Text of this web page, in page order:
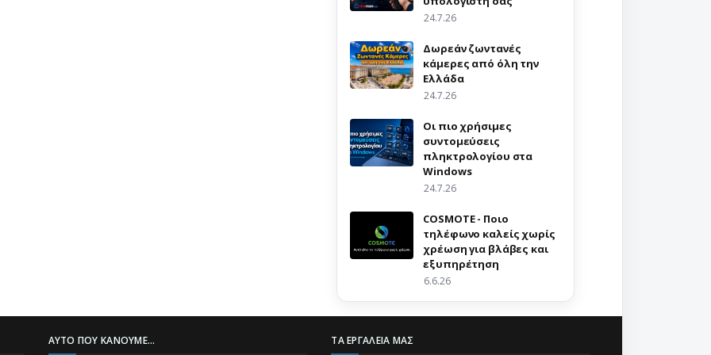
24.7.26
Δωρεάν ζωντανές
κάμερες από όλη την
Ελλάδα
24.7.26
Οι πιο χρήσιμες
συντομεύσεις
πληκτρολογίου στα
Windows
24.7.26
COSMOTE - Ποιο
τηλέφωνο καλείς χωρίς
χρέωση για βλάβες και
εξυπηρέτηση
6.6.26
ΑΥΤΌ ΠΟΥ ΚΆΝΟΥΜΕ... ΤΑ ΕΡΓΑΛΕΊΑ ΜΑΣ